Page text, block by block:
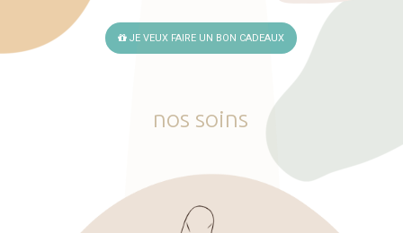
JE VEUX FAIRE UN BON CADEAUX
nos soins